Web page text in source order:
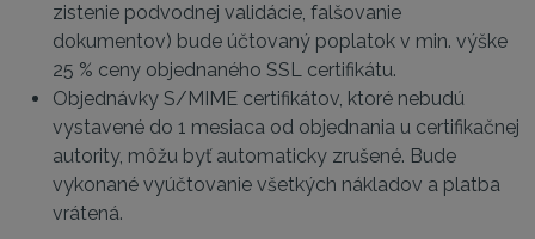
zistenie podvodnej validácie, falšovanie
dokumentov) bude účtovaný poplatok v min. výške
25 % ceny objednaného SSL certifikátu.
Objednávky S/MIME certifikátov, ktoré nebudú
vystavené do 1 mesiaca od objednania u certifikačnej
autority, môžu byť automaticky zrušené. Bude
vykonané vyúčtovanie všetkých nákladov a platba
vrátená.